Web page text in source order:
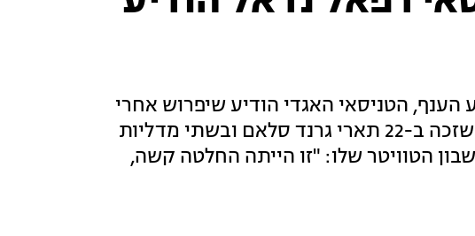
הטניסאי האגדי הודיע שיפרוש אחרי
שייצג את ספרד בגביע דיוויס הקרוב. נדאל, שזכה ב-22 תארי גרנד סלאם ובשתי מדליות
הטוויטר שלו: "זו הייתה החלטה קשה,